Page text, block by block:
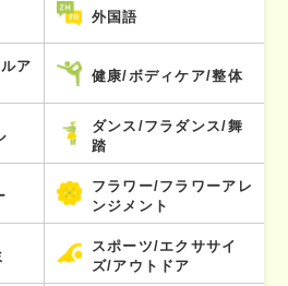
外国語
ア
健康/ボディケア/整体
ダンス/フラダンス/舞
踏
フラワー/フラワーアレ
ンジメント
スポーツ/エクササイ
ズ/アウトドア